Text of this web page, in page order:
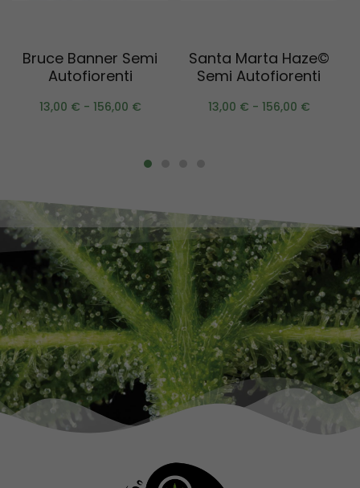
Bruce Banner Semi
Autofiorenti
13,00 € - 156,00 €
Santa Marta Haze©
Semi Autofiorenti
13,00 € - 156,00 €